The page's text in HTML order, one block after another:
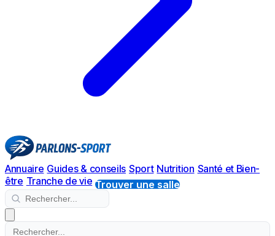
Annuaire Guides & conseils Sport Nutrition Santé et Bien-
être Tranche de vie Trouver une salle